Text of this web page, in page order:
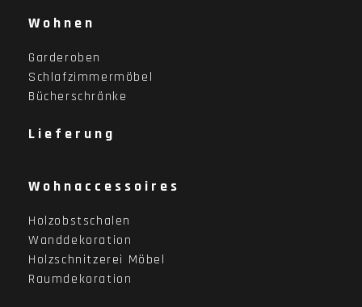
Wohnen
Garderoben
Schlafzimmermöbel
Bücherschränke
Lieferung
Wohnaccessoires
Holzobstschalen
Wanddekoration
Holzschnitzerei Möbel
Raumdekoration